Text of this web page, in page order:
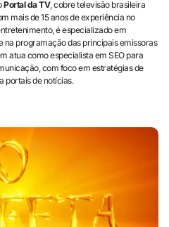
Portal da TV, cobre televisão brasileira
mais de 15 anos de experiência no
é especializado em
na programação das principais emissoras
atua como especialista em SEO para
com foco em estratégias de
portais de notícias.